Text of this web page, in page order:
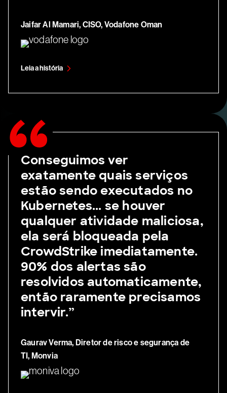
Jaifar Al Mamari, CISO, Vodafone Oman
Leia a história
Conseguimos ver
exatamente quais serviços
estão sendo executados no
Kubernetes... se houver
qualquer atividade maliciosa,
ela será bloqueada pela
CrowdStrike imediatamente.
90% dos alertas são
resolvidos automaticamente,
então raramente precisamos
intervir.”
Gaurav Verma, Diretor de risco e segurança de
TI, Monvia